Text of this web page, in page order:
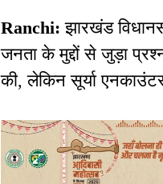
Ranchi:झारखंड
जनता के मुद्दों से जुड़ा
की, लेकिन सूर्या